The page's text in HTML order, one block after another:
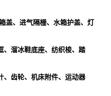
盖、进气隔栅、水箱护盖、灯
、溜冰鞋底座、纺织梭、踏
、齿轮、机床附件、运动器